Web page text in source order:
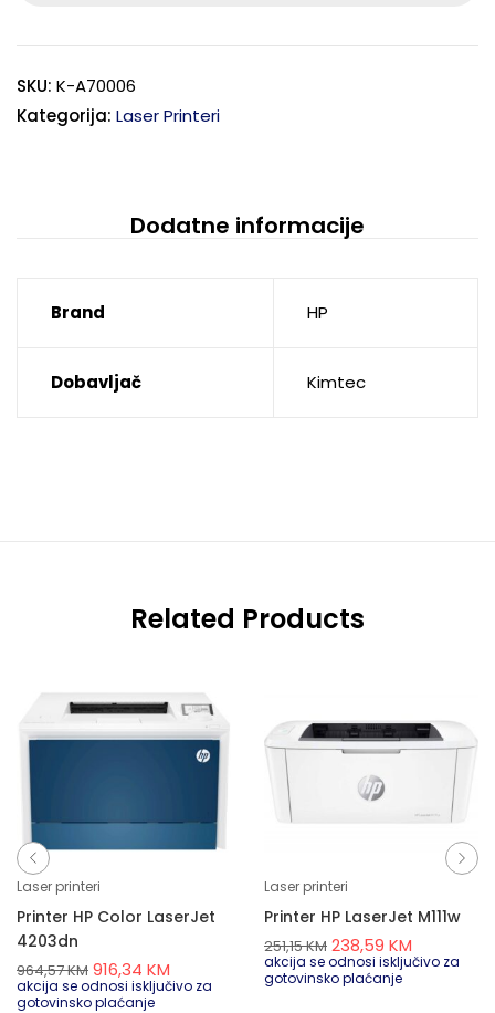
SKU: K-A70006
Kategorija: Laser Printeri
Dodatne informacije
Brand HP
Dobavljač Kimtec
Related Products
Laser printeri
Printer HP Color LaserJet
4203dn
964,57KM 916,34 KM
akcija se odnosi isključivo za
gotovinsko plaćanje
Laser printeri
Printer HP LaserJet M111w
251,15KM 238,59 KM
akcija se odnosi isključivo za
gotovinsko plaćanje